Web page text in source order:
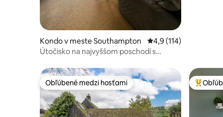
Kondo v meste Southampton Priemerné
4,9 (114)
Útočisko na najvyššom poschodí s
Obľúbené medzi hosťami
Obľúbené medzi hosťami